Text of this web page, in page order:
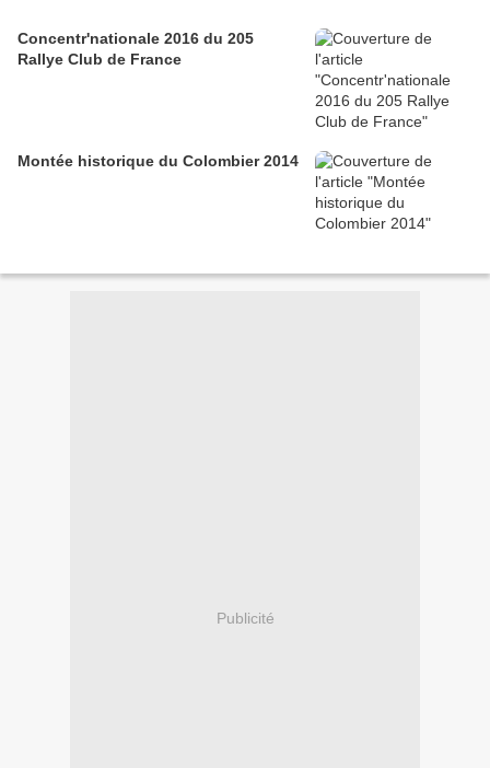
Concentr'nationale 2016 du 205
Rallye Club de France
Montée historique du Colombier 2014
Publicité